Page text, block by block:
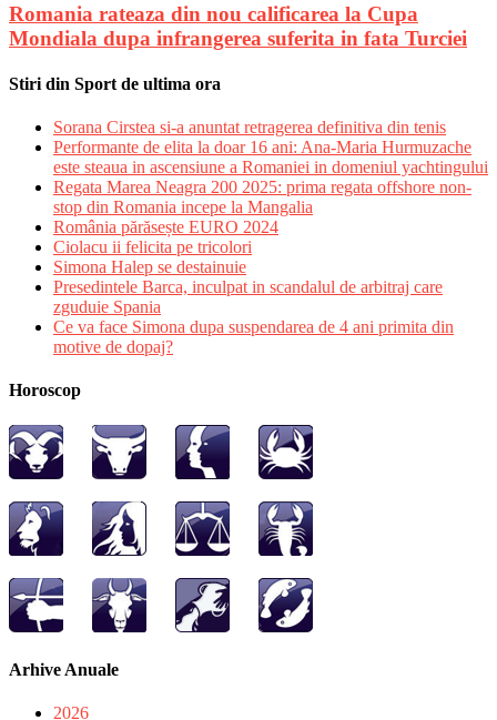
Romania rateaza din nou calificarea la Cupa
Mondiala dupa infrangerea suferita in fata Turciei
Stiri din Sport de ultima ora
Sorana Cirstea si-a anuntat retragerea definitiva din tenis
Performante de elita la doar 16 ani: Ana-Maria Hurmuzache
este steaua in ascensiune a Romaniei in domeniul yachtingului
Regata Marea Neagra 200 2025: prima regata offshore non-
stop din Romania incepe la Mangalia
România părăsește EURO 2024
Ciolacu ii felicita pe tricolori
Simona Halep se destainuie
Presedintele Barca, inculpat in scandalul de arbitraj care
zguduie Spania
Ce va face Simona dupa suspendarea de 4 ani primita din
motive de dopaj?
Horoscop
Arhive Anuale
2026